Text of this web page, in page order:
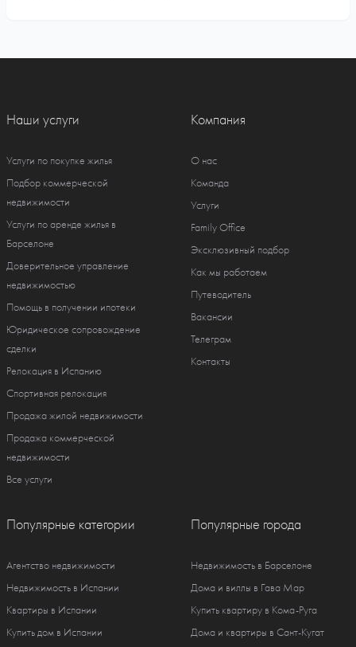
Наши услуги
Услуги по покупке жилья
Подбор коммерческой
недвижимости
Услуги по аренде жилья в
Барселоне
Доверительное управление
недвижимостью
Помощь в получении ипотеки
Юридическое сопровождение
сделки
Релокация в Испанию
Спортивная релокация
Продажа жилой недвижимости
Продажа коммерческой
недвижимости
Все услуги
Компания
О нас
Команда
Услуги
Family Office
Эксклюзивный подбор
Как мы работаем
Путеводитель
Вакансии
Телеграм
Контакты
Популярные категории
Агентство недвижимости
Недвижимость в Испании
Квартиры в Испании
Купить дом в Испании
Популярные города
Недвижимость в Барселоне
Дома и виллы в Гава Мар
Купить квартиру в Кома-Руга
Дома и квартиры в Сант-Кугат